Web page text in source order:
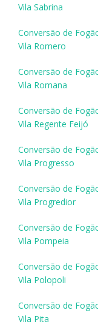
Vila Sabrina
Conversão de
Vila Romero
Conversão de
Vila Romana
Conversão de
Vila Regente Feijó
Conversão de
Vila Progresso
Conversão de
Vila Progredior
Conversão de
Vila Pompeia
Conversão de
Vila Polopoli
Conversão de
Vila Pita